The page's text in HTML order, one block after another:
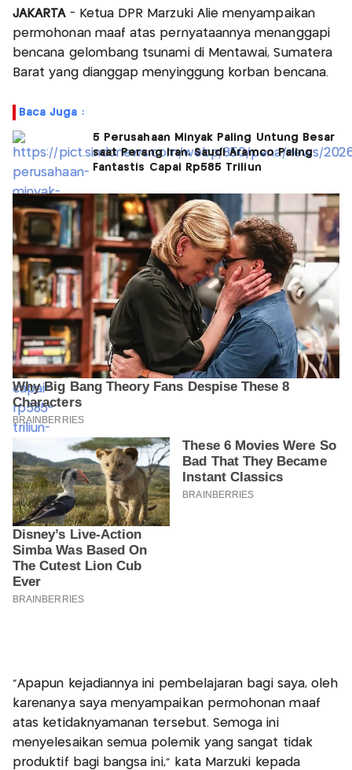
JAKARTA - Ketua DPR Marzuki Alie menyampaikan
permohonan maaf atas pernyataannya menanggapi
bencana gelombang tsunami di Mentawai, Sumatera
Barat yang dianggap menyinggung korban bencana.
Baca Juga :
5 Perusahaan Minyak Paling Untung Besar
saat Perang Iran, Saudi Aramco Paling
Fantastis Capai Rp585 Triliun
"Apapun kejadiannya ini pembelajaran bagi saya, oleh
karenanya saya menyampaikan permohonan maaf
atas ketidaknyamanan tersebut. Semoga ini
menyelesaikan semua polemik yang sangat tidak
produktif bagi bangsa ini," kata Marzuki kepada